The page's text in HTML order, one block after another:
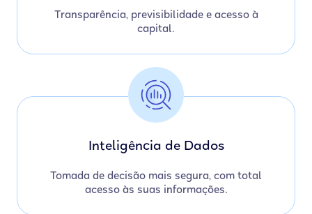
Transparência, previsibilidade e acesso à
capital.
Inteligência de Dados
Tomada de decisão mais segura, com total
acesso às suas informações.